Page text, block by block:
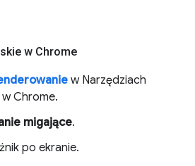
w Chrome
w Narzędziach
Chrome.
migające.
po ekranie.